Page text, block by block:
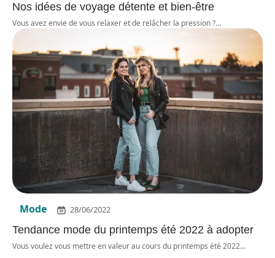
Nos idées de voyage détente et bien-être
Vous avez envie de vous relaxer et de relâcher la pression ?…
Mode 28/06/2022
Tendance mode du printemps été 2022 à adopter
Vous voulez vous mettre en valeur au cours du printemps été 2022…